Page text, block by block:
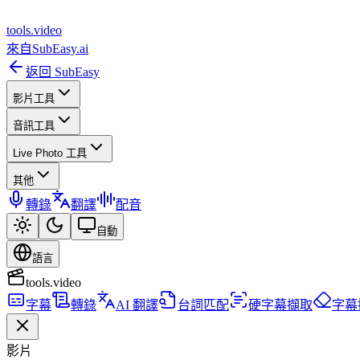
tools.video
來自SubEasy.ai
返回 SubEasy
影片工具
音訊工具
Live Photo 工具
其他
轉錄 翻譯 配音
自動
語言
tools.video
字幕
轉錄 AI 翻譯 台詞匹配 硬字幕擷取 字
影片